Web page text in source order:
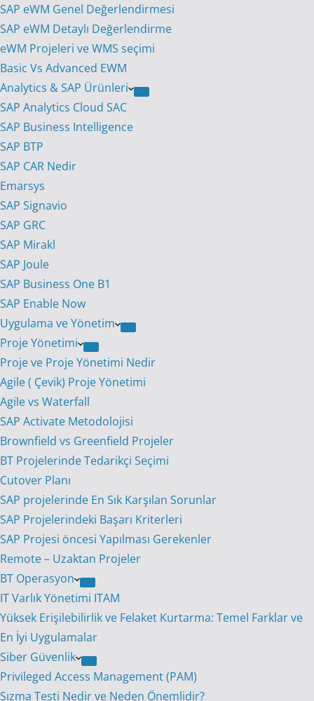
SAP eWM Genel Değerlendirmesi
SAP eWM Detaylı Değerlendirme
eWM Projeleri ve WMS seçimi
Basic Vs Advanced EWM
Analytics & SAP Ürünleri
SAP Analytics Cloud SAC
SAP Business Intelligence
SAP BTP
SAP CAR Nedir
Emarsys
SAP Signavio
SAP GRC
SAP Mirakl
SAP Joule
SAP Business One B1
SAP Enable Now
Uygulama ve Yönetim
Proje Yönetimi
Proje ve Proje Yönetimi Nedir
Agile ( Çevik) Proje Yönetimi
Agile vs Waterfall
SAP Activate Metodolojisi
Brownfield vs Greenfield Projeler
BT Projelerinde Tedarikçi Seçimi
Cutover Planı
SAP projelerinde En Sık Karşılan Sorunlar
SAP Projelerindeki Başarı Kriterleri
SAP Projesi öncesi Yapılması Gerekenler
Remote – Uzaktan Projeler
BT Operasyon
IT Varlık Yönetimi ITAM
Yüksek Erişilebilirlik ve Felaket Kurtarma: Temel Farklar ve
En İyi Uygulamalar
Siber Güvenlik
Privileged Access Management (PAM)
Sızma Testi Nedir ve Neden Önemlidir?